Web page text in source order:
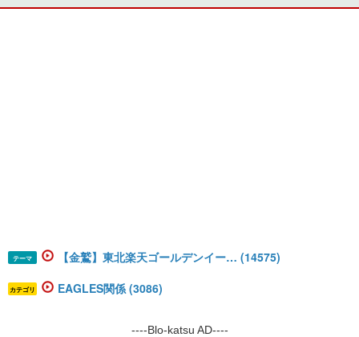
テーマ 【金鷲】東北楽天ゴールデンイー… (14575)
カテゴリ EAGLES関係 (3086)
----Blo-katsu AD----